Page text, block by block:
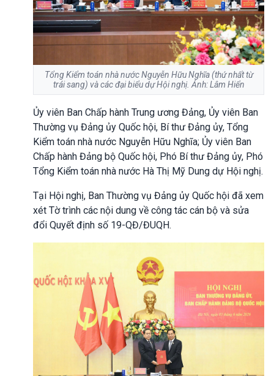
Tổng Kiểm toán nhà nước Nguyễn Hữu Nghĩa (thứ nhất từ
trái sang) và các đại biểu dự Hội nghị. Ảnh: Lâm Hiển
Ủy viên Ban Chấp hành Trung ương Đảng, Ủy viên Ban
Thường vụ Đảng ủy Quốc hội, Bí thư Đảng ủy, Tổng
Kiểm toán nhà nước Nguyễn Hữu Nghĩa; Ủy viên Ban
Chấp hành Đảng bộ Quốc hội, Phó Bí thư Đảng ủy, Phó
Tổng Kiểm toán nhà nước Hà Thị Mỹ Dung dự Hội nghị.
Tại Hội nghị, Ban Thường vụ Đảng ủy Quốc hội đã xem
xét Tờ trình các nội dung về công tác cán bộ và sửa
đổi Quyết định số 19-QĐ/ĐUQH.